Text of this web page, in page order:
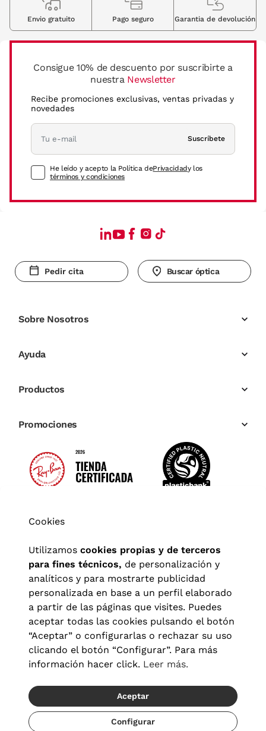
Recíbelo del 19/08 al 21/08
Consigue 10% de descuento por suscribirte a
nuestra Newsletter
Recibe promociones exclusivas, ventas privadas y
novedades
Suscríbete
He leído y acepto la Política dePrivacidady los
términos y condiciones
Envio gratuito Pago seguro Garantia de devolución
Pedir cita Buscar óptica
Sobre Nosotros
Ayuda
Productos
Promociones
Aviso legal| Política de privacidad Términos y condiciones
Política de cookies|Configuración de cookies
© 2026 Visionlab España
Cookies
Utilizamos cookies propias y de terceros
para fines técnicos, de personalización y
analíticos y para mostrarte publicidad
personalizada en base a un perfil elaborado
a partir de las páginas que visites. Puedes
aceptar todas las cookies pulsando el botón
“Aceptar” o configurarlas o rechazar su uso
clicando el botón “Configurar”. Para más
información hacer click. Leer más.
Aceptar
Configurar